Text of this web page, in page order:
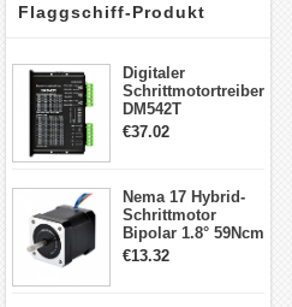
Flaggschiff-Produkt
Digitaler
Schrittmotortreiber
DM542T
Schrittmotor
Schrittmotor
€37.02
Nema 17 Hybrid-
Schrittmotor
Bipolar 1.8° 59Ncm
2A 4 Drähte mit 1m
€13.32